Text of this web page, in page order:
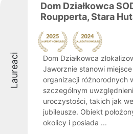
Laureaci
Dom Działkowca
Roupperta, Stara
Dom Działkowca
Jaworznie stanowi
organizacji różnorodnych
szczególnym
uroczystości, takich jak
jubileusze. Obiekt
okolicy i posiada ...